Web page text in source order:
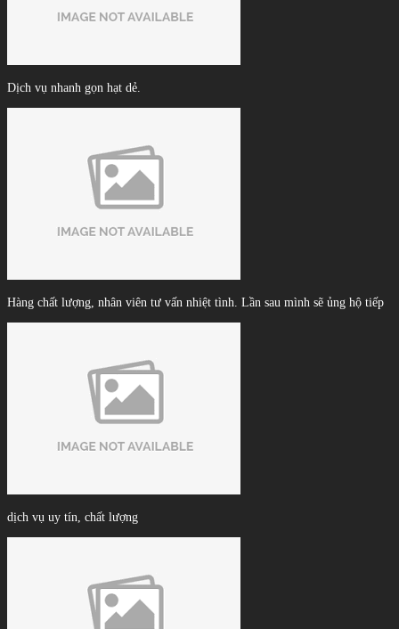
Dịch vụ nhanh gọn hạt dẻ.
Hàng chất lượng, nhân viên tư vấn nhiệt tình. Lần sau mình sẽ ủng hộ tiếp
dịch vụ uy tín, chất lượng